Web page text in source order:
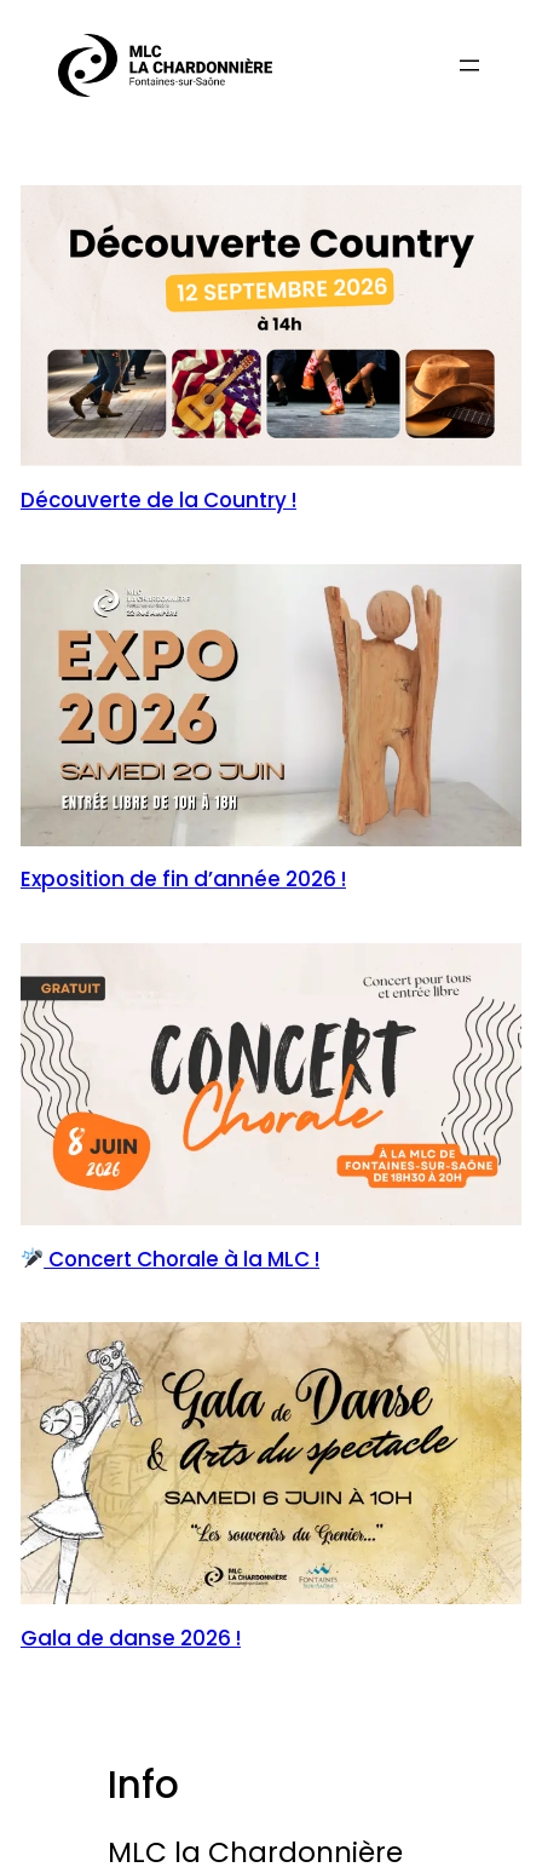
contenu
Découverte de la Country !
Exposition de fin d’année 2026 !
Concert Chorale à la MLC !
Gala de danse 2026 !
Info
MLC la Chardonnière​